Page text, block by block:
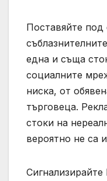
Поставяйте под
една и съща
социалните
ниска, от
търговеца.
стоки на
вероятно не са